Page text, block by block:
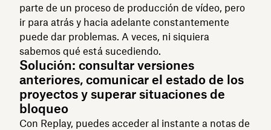
parte de un proceso de producción de vídeo, pero
ir para atrás y hacia adelante constantemente
puede dar problemas. A veces, ni siquiera
sabemos qué está sucediendo.
Solución: consultar versiones
anteriores, comunicar el estado de los
proyectos y superar situaciones de
bloqueo
Con Replay, puedes acceder al instante a notas de